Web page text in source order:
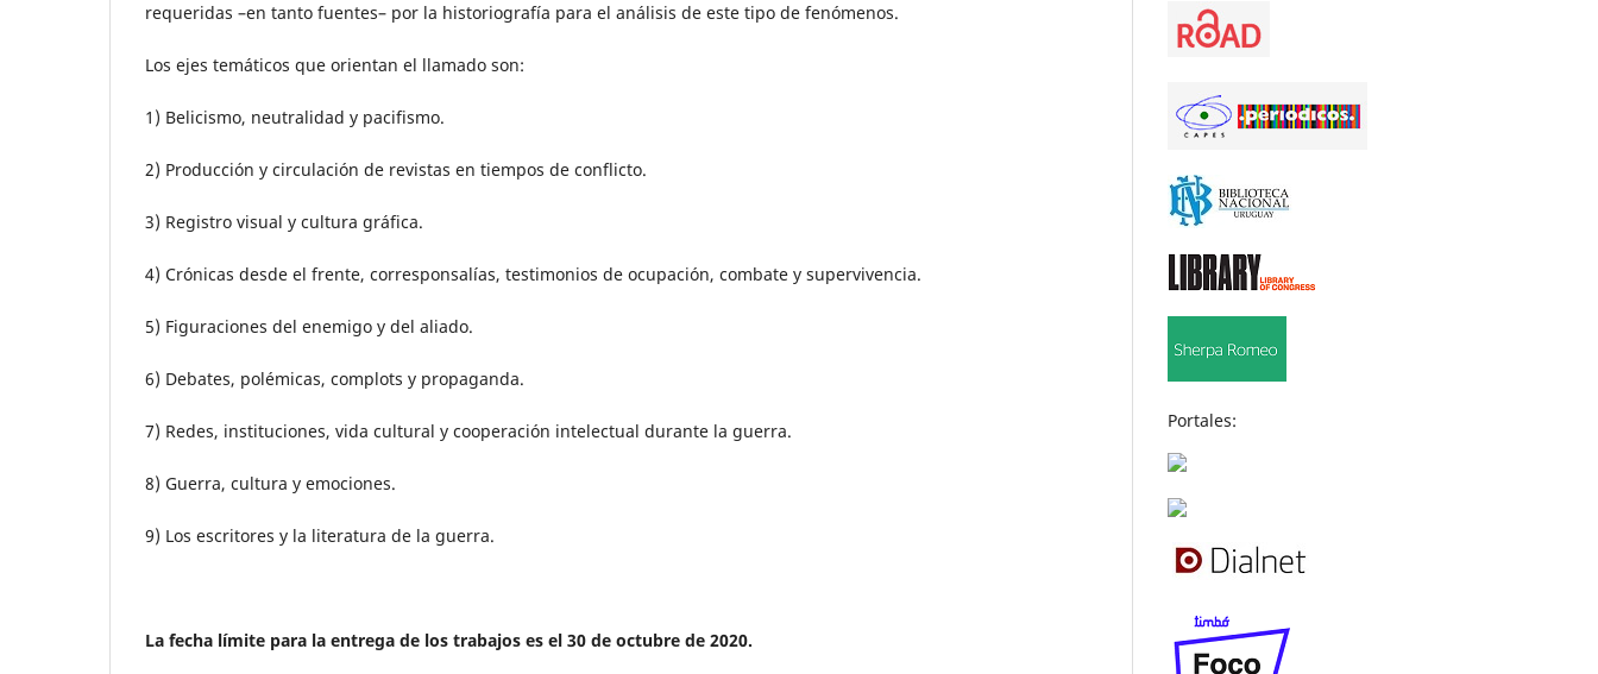
requeridas –en tanto fuentes– por la historiografía para el análisis de este tipo de fenómenos.
Los ejes temáticos que orientan el llamado son:
1) Belicismo, neutralidad y pacifismo.
2) Producción y circulación de revistas en tiempos de conflicto.
3) Registro visual y cultura gráfica.
4) Crónicas desde el frente, corresponsalías, testimonios de ocupación, combate y supervivencia.
5) Figuraciones del enemigo y del aliado.
6) Debates, polémicas, complots y propaganda.
7) Redes, instituciones, vida cultural y cooperación intelectual durante la guerra.
8) Guerra, cultura y emociones.
9) Los escritores y la literatura de la guerra.
La fecha límite para la entrega de los trabajos es el 30 de octubre de 2020.
Portales: